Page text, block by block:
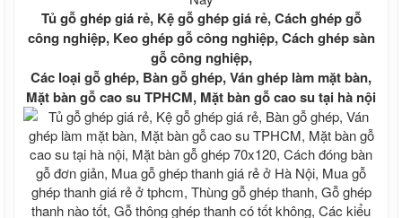
Ống thép đúc tại TPHCM
Thép tròn đặc - Thép vuông đặc
Thép Hòa Phát
Thép Hoa Sen
Thép An Khánh
Thép Dana Ý
Thép VSC - POSCO
Thép POMINA
Thép TISCO
Thép Việt Nhật
Thép Việt Mỹ
Thép Việt Đức
Tủ gỗ ghép giá rẻ, Kệ gỗ ghép giá rẻ, Cách ghép gỗ
công nghiệp, Keo ghép gỗ công nghiệp, Cách ghép sàn
gỗ công nghiệp,
Các loại gỗ ghép, Bàn gỗ ghép, Ván ghép làm mặt bàn,
Mặt bàn gỗ cao su TPHCM, Mặt bàn gỗ cao su tại hà nội